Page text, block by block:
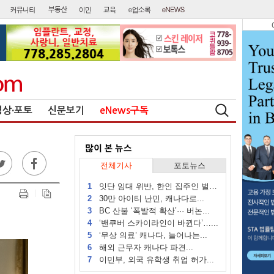
상∙포토 신문보기 eNews구독
전체기사 포토뉴스
1잇단 임대 위반, 한인 집주인 벌금...
230만 아이티 난민, 캐나다로...
3BC 산불 ‘폭발적 확산’··· 버논...
4‘밴쿠버 스카이라인이 바뀐다’…...
5‘무상 의료’ 캐나다, 늘어나는...
6해외 근무자 캐나다 파견...
7이민부, 외국 유학생 취업 허가...